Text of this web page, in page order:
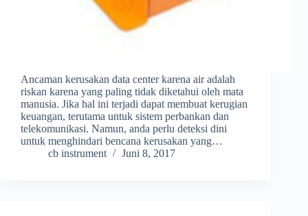
Ancaman kerusakan data center karena air adalah
riskan karena yang paling tidak diketahui oleh mata
manusia. Jika hal ini terjadi dapat membuat kerugian
keuangan, terutama untuk sistem perbankan dan
telekomunikasi. Namun, anda perlu deteksi dini
untuk menghindari bencana kerusakan yang…
cb instrument
Juni 8, 2017